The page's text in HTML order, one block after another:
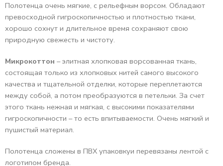
Полотенца очень мягкие, с рельефным ворсом. Обладают
превосходной гигроскопичностью и плотностью ткани,
хорошо сохнут и длительное время сохраняют свою
природную свежесть и чистоту.
Микрокоттон – элитная хлопковая ворсованная ткань,
состоящая только из хлопковых нитей самого высокого
качества и тщательной отделки, которые переплетаются
между собой, а потом преобразуются в петельки. За счет
этого ткань нежная и мягкая, с высокими показателями
гигроскопичности – то есть впитываемости. Очень мягкий и
пушистый материал.
Полотенца сложены в ПВХ упаковкуи перевязаны лентой с
логотипом бренда.